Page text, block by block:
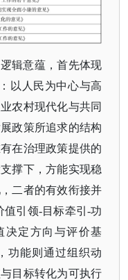
辑意蕴，首先体现
以人民为中心与高
农村现代化与共同
政策所追求的结构
在治理政策提供的
撑下，方能实现稳
二者的有效衔接并
值引领-目标牵引-功
决定方向与评价基
功能则通过组织动
目标转化为可执行